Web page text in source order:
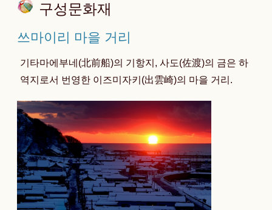
구성문화재
쓰마이리 마을 거리
기타마에부네(北前船)의 기항지, 사도(佐渡)의 금은 하
역지로서 번영한 이즈미자키(出雲崎)의 마을 거리.